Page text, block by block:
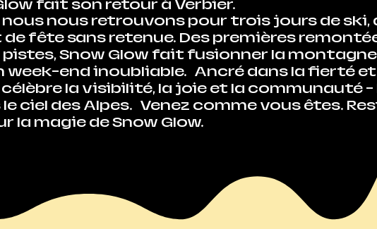
fait son retour à Verbier.
nous nous retrouvons pour trois jours de ski,
fête sans retenue. Des premières
Snow Glow fait fusionner la
week-end inoubliable. Ancré dans la fierté et
la visibilité, la joie et la communauté –
ciel des Alpes. Venez comme vous êtes.
la magie de Snow Glow.